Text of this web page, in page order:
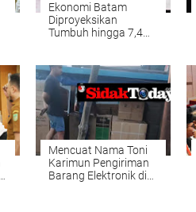
Ekonomi Batam
Diproyeksikan
Tumbuh hingga 7,4
Pendapatan Daerah
Mencuat Nama Toni
Karimun Pengiriman
Barang Elektronik di